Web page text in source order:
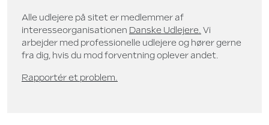
Alle udlejere på sitet er medlemmer af
interesseorganisationen Danske Udlejere. Vi
arbejder med professionelle udlejere og hører gerne
fra dig, hvis du mod forventning oplever andet.
Rapportér et problem.